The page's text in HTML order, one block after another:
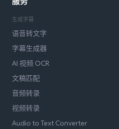
生成字幕
语音转文字
字幕生成器
AI 视频 OCR
文稿匹配
音频转录
视频转录
Audio to Text Converter